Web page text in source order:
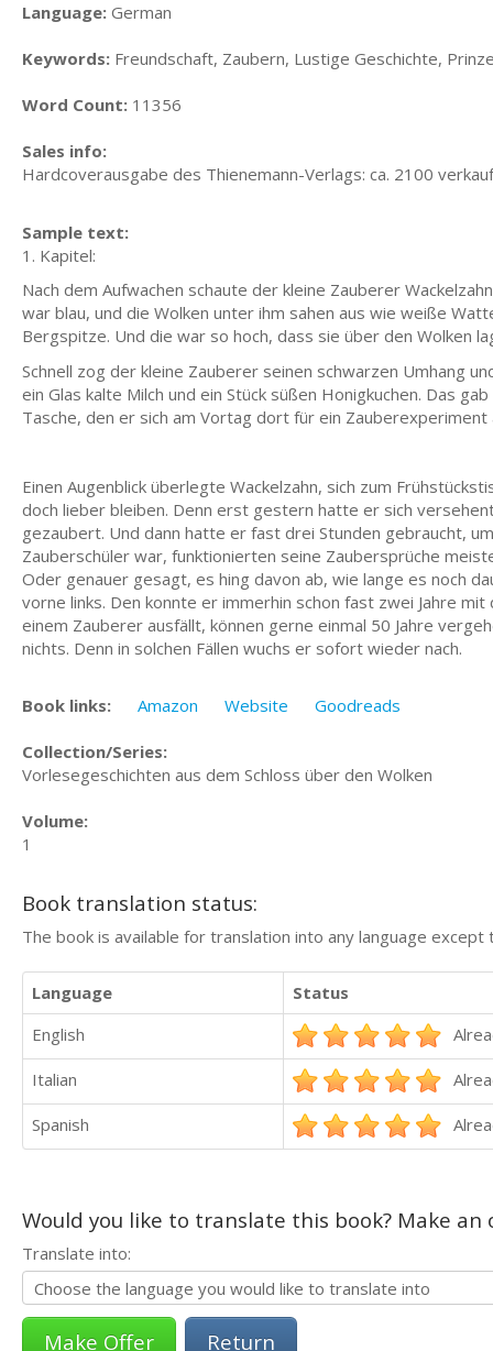
Language: German
Keywords: Freundschaft, Zaubern, Lustige Geschichte,
Word Count: 11356
Sales info:
Hardcoverausgabe des Thienemann-Verlags: ca. 2100
Sample text:
1. Kapitel:
Nach dem Aufwachen schaute der kleine Zauberer
war blau, und die Wolken unter ihm sahen aus wie weiße
Bergspitze. Und die war so hoch, dass sie über den Wolken
Schnell zog der kleine Zauberer seinen schwarzen Umhang
ein Glas kalte Milch und ein Stück süßen Honigkuchen. Das
Tasche, den er sich am Vortag dort für ein Zauberexperiment
Einen Augenblick überlegte Wackelzahn, sich zum
doch lieber bleiben. Denn erst gestern hatte er sich
gezaubert. Und dann hatte er fast drei Stunden gebraucht,
Zauberschü­ler war, funktionierten seine Zaubersprüche
Oder genauer gesagt, es hing davon ab, wie lange es noch
vorne links. Den konnte er immerhin schon fast zwei Jahre
einem Zauberer ausfällt, können gerne einmal 50 Jahre
nichts. Denn in solchen Fällen wuchs er sofort wieder nach.
Book links: Amazon Website Goodreads
Collection/Series:
Vorlesegeschichten aus dem Schloss über den Wolken
Volume:
1
Book translation status:
The book is available for translation into any language
Language
Status
English
Italian
Spanish
Would you like to translate this book? Make
Translate into:
Return